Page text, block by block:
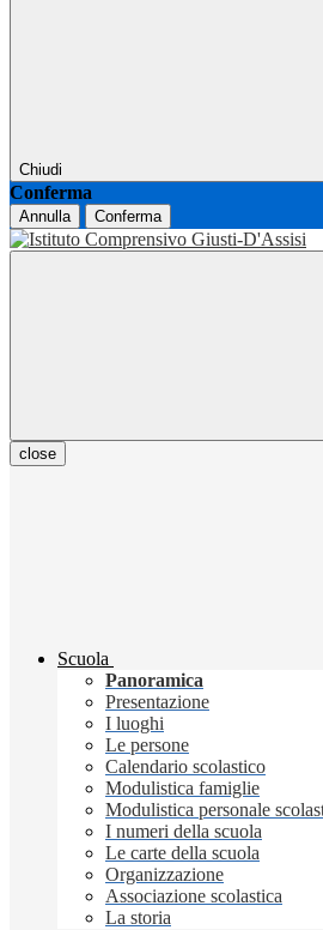
Chiudi
Conferma
Annulla Conferma
close
Scuola
Panoramica
Presentazione
I luoghi
Le persone
Calendario scolastico
Modulistica famiglie
Modulistica personale
I numeri della scuola
Le carte della scuola
Organizzazione
Associazione scolastica
La storia